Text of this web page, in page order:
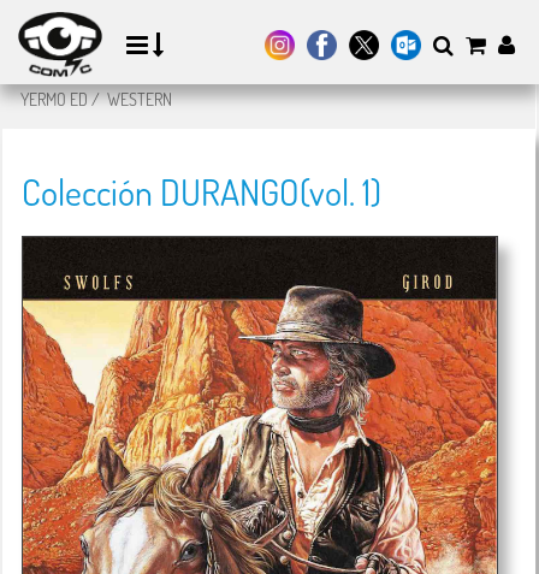
YERMO ED/WESTERN
Colección DURANGO(vol. 1)